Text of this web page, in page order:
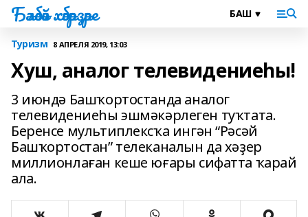
Бәләбәй хәбәрҙәре
Туризм 8 АПРЕЛЯ 2019, 13:03
Хуш, аналог телевидениеһы!
3 июндә Башҡортостанда аналог
телевидениеһы эшмәкәрлеген туҡтата.
Беренсе мультиплексҡа ингән “Рәсәй
Башҡортостан” телеканалын да хәҙер
миллионлаған кеше юғары сифатта ҡарай
ала.